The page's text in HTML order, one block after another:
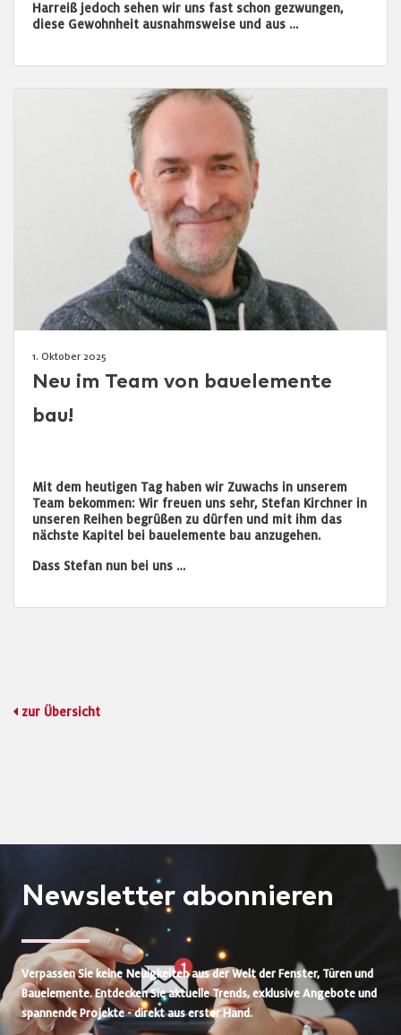
Harreiß jedoch sehen wir uns fast schon gezwungen,
diese Gewohnheit ausnahmsweise und aus …
1. Oktober 2025
Neu im Team von bauelemente
bau!
Mit dem heutigen Tag haben wir Zuwachs in unserem
Team bekommen: Wir freuen uns sehr, Stefan Kirchner in
unseren Reihen begrüßen zu dürfen und mit ihm das
nächste Kapitel bei bauelemente bau anzugehen.
Dass Stefan nun bei uns …
zur Übersicht
Newsletter abonnieren
Verpassen Sie keine Neuigkeiten aus der Welt der Fenster, Türen und
Bauelemente. Entdecken Sie aktuelle Trends, exklusive Angebote und
spannende Projekte - direkt aus erster Hand.